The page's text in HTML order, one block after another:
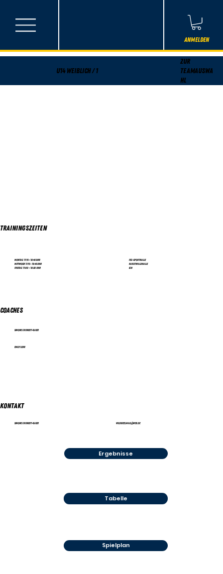
Anmelden
U14 weiblich / 1
Zur
Teamauswa
hl
Trainingszeiten
Montag 17:15 - 18:45 Uhr
Mittwoch 17:15 - 18:45 Uhr
Freitag 17:00 - 18:30 Uhr
Coaches
Simone Grunert-Baier
Emily Lehr
Kontakt
Simone Grunert-Baier wildbees.mail@web.de
FEG-Sporthalle
Hardtwaldhalle
IGH
Ergebnisse
Tabelle
Spielplan